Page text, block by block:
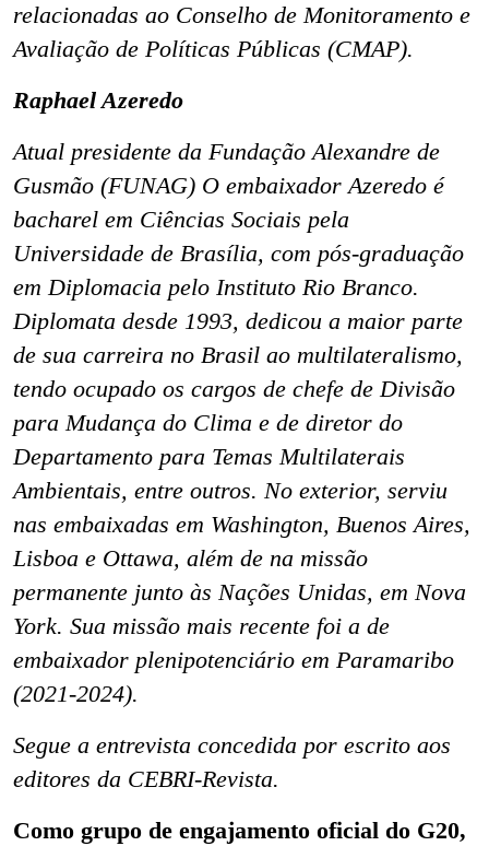
relacionadas ao Conselho de Monitoramento e
Avaliação de Políticas Públicas (CMAP).
Raphael Azeredo
Atual presidente da Fundação Alexandre de
Gusmão (FUNAG) O embaixador Azeredo é
bacharel em Ciências Sociais pela
Universidade de Brasília, com pós-graduação
em Diplomacia pelo Instituto Rio Branco.
Diplomata desde 1993, dedicou a maior parte
de sua carreira no Brasil ao multilateralismo,
tendo ocupado os cargos de chefe de Divisão
para Mudança do Clima e de diretor do
Departamento para Temas Multilaterais
Ambientais, entre outros. No exterior, serviu
nas embaixadas em Washington, Buenos Aires,
Lisboa e Ottawa, além de na missão
permanente junto às Nações Unidas, em Nova
York. Sua missão mais recente foi a de
embaixador plenipotenciário em Paramaribo
(2021-2024).
Segue a entrevista concedida por escrito aos
editores da CEBRI-Revista.
Como grupo de engajamento oficial do G20,